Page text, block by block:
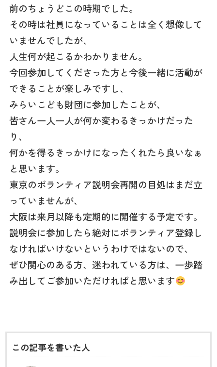
前のちょうどこの時期でした。
その時は社員になっていることは全く想像して
いませんでしたが、
人生何が起こるかわかりません。
今回参加してくださった方と今後一緒に活動が
できることが楽しみですし、
みらいこども財団に参加したことが、
皆さん一人一人が何か変わるきっかけだった
り、
何かを得るきっかけになったくれたら良いなぁ
と思います。
東京のボランティア説明会再開の目処はまだ立
っていませんが、
大阪は来月以降も定期的に開催する予定です。
説明会に参加したら絶対にボランティア登録し
なければいけないというわけではないので、
ぜひ関心のある方、迷われている方は、一歩踏
み出してご参加いただければと思います
この記事を書いた人